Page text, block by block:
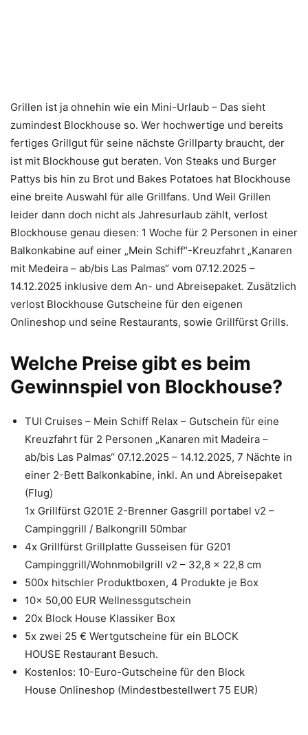
Grillen ist ja ohnehin wie ein Mini-Urlaub – Das sieht
zumindest Blockhouse so. Wer hochwertige und bereits
fertiges Grillgut für seine nächste Grillparty braucht, der
ist mit Blockhouse gut beraten. Von Steaks und Burger
Pattys bis hin zu Brot und Bakes Potatoes hat Blockhouse
eine breite Auswahl für alle Grillfans. Und Weil Grillen
leider dann doch nicht als Jahresurlaub zählt, verlost
Blockhouse genau diesen: 1 Woche für 2 Personen in einer
Balkonkabine auf einer „Mein Schiff“-Kreuzfahrt „Kanaren
mit Medeira – ab/bis Las Palmas“ vom 07.12.2025 –
14.12.2025 inklusive dem An- und Abreisepaket. Zusätzlich
verlost Blockhouse Gutscheine für den eigenen
Onlineshop und seine Restaurants, sowie Grillfürst Grills.
Welche Preise gibt es beim
Gewinnspiel von Blockhouse?
TUI Cruises – Mein Schiff Relax – Gutschein für eine
Kreuzfahrt für 2 Personen „Kanaren mit Madeira –
ab/bis Las Palmas“ 07.12.2025 – 14.12.2025, 7 Nächte in
einer 2-Bett Balkonkabine, inkl. An und Abreisepaket
(Flug)
1x Grillfürst G201E 2-Brenner Gasgrill portabel v2 –
Campinggrill / Balkongrill 50mbar
4x Grillfürst Grillplatte Gusseisen für G201
Campinggrill/Wohnmobilgrill v2 – 32,8 x 22,8 cm
500x hitschler Produktboxen, 4 Produkte je Box
10x 50,00 EUR Wellnessgutschein
20x Block House Klassiker Box
5x zwei 25 € Wertgutscheine für ein BLOCK
HOUSE Restaurant Besuch.
Kostenlos: 10-Euro-Gutscheine für den Block
House Onlineshop (Mindestbestellwert 75 EUR)